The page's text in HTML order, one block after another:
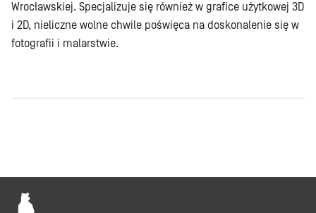
Wrocławskiej. Specjalizuje się również w grafice użytkowej 3D
i 2D, nieliczne wolne chwile poświęca na doskonalenie się w
fotografii i malarstwie.